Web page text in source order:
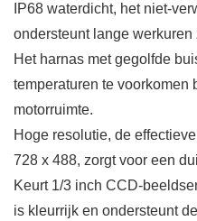
IP68 waterdicht, het niet-
ondersteunt lange
Het harnas met gegolfde
temperaturen te voorkomen
motorruimte.
Hoge resolutie, de
728 x 488, zorgt voor een
Keurt 1/3 inch CCD-
is kleurrijk en ondersteunt